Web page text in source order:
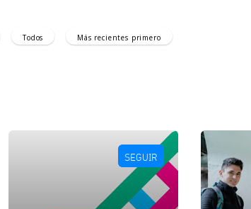
Todos Más recientes primero
SEGUIR